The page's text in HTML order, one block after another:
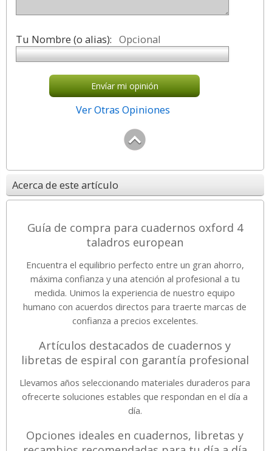
Tu Nombre (o alias): Opcional
Envíar mi opinión
Ver Otras Opiniones
Acerca de este artículo
Guía de compra para cuadernos oxford 4
taladros european
Encuentra el equilibrio perfecto entre un gran ahorro,
máxima confianza y una atención al profesional a tu
medida. Unimos la experiencia de nuestro equipo
humano con acuerdos directos para traerte marcas de
confianza a precios excelentes.
Artículos destacados de cuadernos y
libretas de espiral con garantía profesional
Llevamos años seleccionando materiales duraderos para
ofrecerte soluciones estables que respondan en el día a
día.
Opciones ideales en cuadernos, libretas y